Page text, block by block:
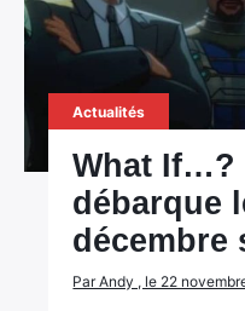
Actualités
What If…?
débarque
décembre
Par Andy , le 22